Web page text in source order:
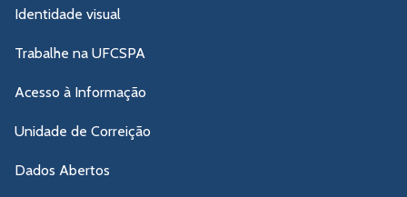
Identidade visual
Trabalhe na UFCSPA
Acesso à Informação
Unidade de Correição
Dados Abertos